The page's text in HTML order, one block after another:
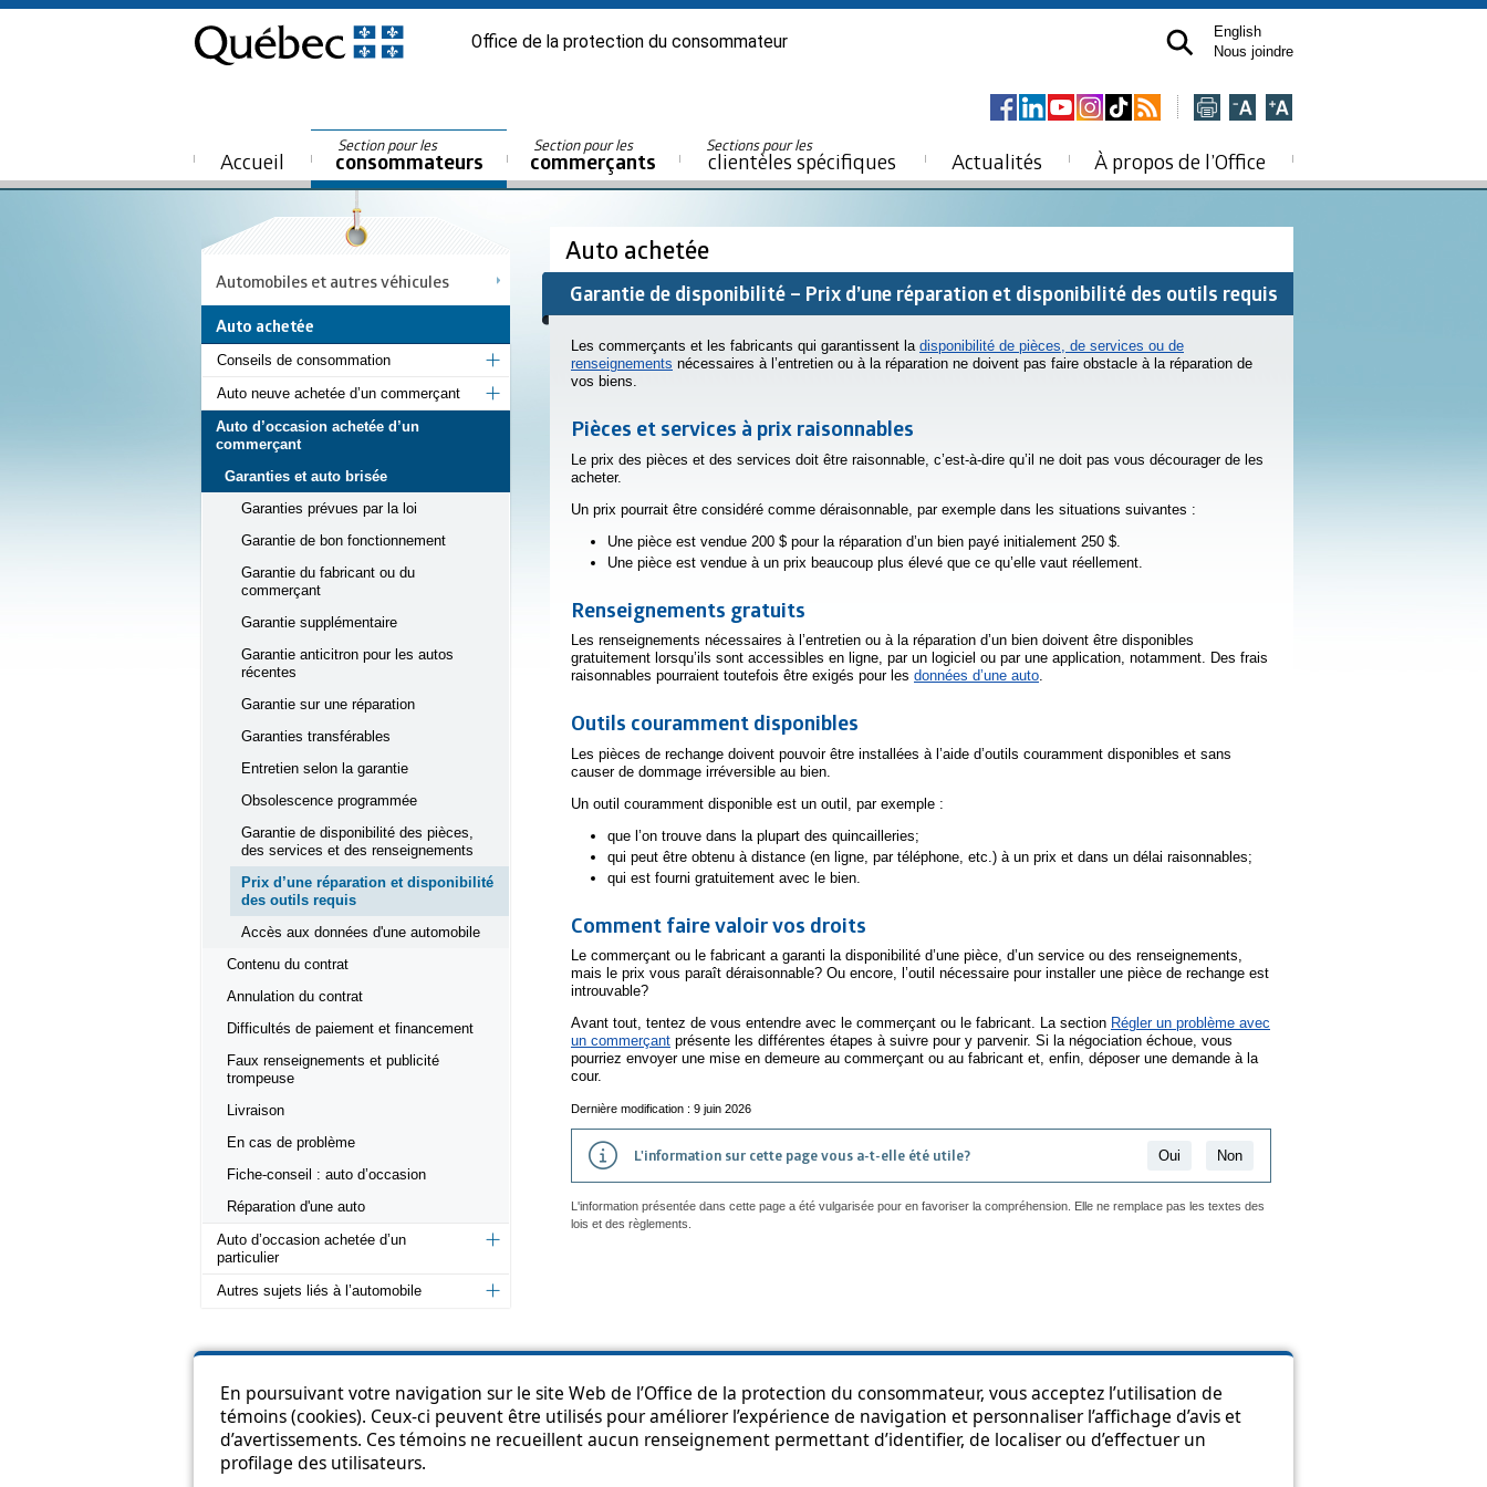
En poursuivant votre navigation sur le site Web de l’Office de la protection du consommateur, vous acceptez l’utilisation de
témoins (cookies). Ceux-ci peuvent être utilisés pour améliorer l’expérience de navigation et personnaliser l’affichage d’avis et
d’avertissements. Ces témoins ne recueillent aucun renseignement permettant d’identifier, de localiser ou d’effectuer un
profilage des utilisateurs.
Office de la protection du consommateur
English
Nous joindre
Accueil
Section pour les
consommateurs
Section pour les
commerçants
Sections pour les
clientèles spécifiques Actualités À propos de l’Office
Automobiles et autres véhicules
Auto achetée
Conseils de consommation
Auto neuve achetée d’un commerçant
Auto d’occasion achetée d’un
commerçant
Garanties et auto brisée
Garanties prévues par la loi
Garantie de bon fonctionnement
Garantie du fabricant ou du
commerçant
Garantie supplémentaire
Garantie anticitron pour les autos
récentes
Garantie sur une réparation
Garanties transférables
Entretien selon la garantie
Obsolescence programmée
Garantie de disponibilité des pièces,
des services et des renseignements
Prix d’une réparation et disponibilité
des outils requis
Accès aux données d'une automobile
Contenu du contrat
Annulation du contrat
Difficultés de paiement et financement
Faux renseignements et publicité
trompeuse
Livraison
En cas de problème
Fiche-conseil : auto d’occasion
Réparation d'une auto
Auto d’occasion achetée d’un
particulier
Autres sujets liés à l’automobile
Auto achetée
Garantie de disponibilité – Prix d’une réparation et disponibilité des outils requis
Les commerçants et les fabricants qui garantissent la disponibilité de pièces, de services ou de
renseignements nécessaires à l’entretien ou à la réparation ne doivent pas faire obstacle à la réparation de
vos biens.
Pièces et services à prix raisonnables
Le prix des pièces et des services doit être raisonnable, c’est-à-dire qu’il ne doit pas vous décourager de les
acheter.
Un prix pourrait être considéré comme déraisonnable, par exemple dans les situations suivantes :
Une pièce est vendue 200 $ pour la réparation d’un bien payé initialement 250 $.
Une pièce est vendue à un prix beaucoup plus élevé que ce qu’elle vaut réellement.
Renseignements gratuits
Les renseignements nécessaires à l’entretien ou à la réparation d’un bien doivent être disponibles
gratuitement lorsqu’ils sont accessibles en ligne, par un logiciel ou par une application, notamment. Des frais
raisonnables pourraient toutefois être exigés pour les données d’une auto.
Outils couramment disponibles
Les pièces de rechange doivent pouvoir être installées à l’aide d’outils couramment disponibles et sans
causer de dommage irréversible au bien.
Un outil couramment disponible est un outil, par exemple :
que l’on trouve dans la plupart des quincailleries;
qui peut être obtenu à distance (en ligne, par téléphone, etc.) à un prix et dans un délai raisonnables;
qui est fourni gratuitement avec le bien.
Comment faire valoir vos droits
Le commerçant ou le fabricant a garanti la disponibilité d’une pièce, d’un service ou des renseignements,
mais le prix vous paraît déraisonnable? Ou encore, l’outil nécessaire pour installer une pièce de rechange est
introuvable?
Avant tout, tentez de vous entendre avec le commerçant ou le fabricant. La section Régler un problème avec
un commerçant présente les différentes étapes à suivre pour y parvenir. Si la négociation échoue, vous
pourriez envoyer une mise en demeure au commerçant ou au fabricant et, enfin, déposer une demande à la
cour.
Dernière modification : 9 juin 2026
L'information sur cette page vous a-t-elle été utile? Oui Non
L'information présentée dans cette page a été vulgarisée pour en favoriser la compréhension. Elle ne remplace pas les textes des
lois et des règlements.
Plan du site Accessibilité Politique de confidentialité Diffusion de l'information